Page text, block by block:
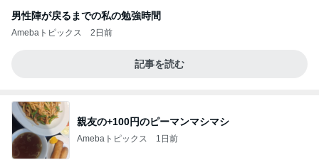
男性陣が戻るまでの私の勉強時間
Amebaトピックス 2日前
記事を読む
親友の+100円のピーマンマシマシ
Amebaトピックス 1日前